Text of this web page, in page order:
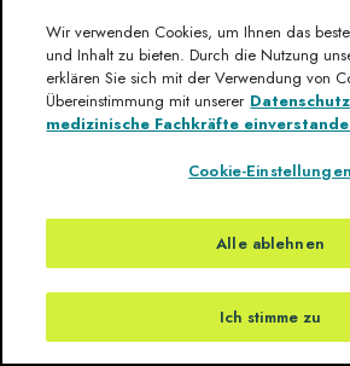
System
auf dem neuesten
Stand zu halten),
unsere
Beziehung zu
verwalten und
Kundenerfahrung
zu verbessern
sowie unsere
Direktmarketingb
emühungen zu
Wir verwenden Cookies, um Ihnen das
und Inhalt zu bieten. Durch die Nutzung
erklären Sie sich mit der Verwendung von
Übereinstimmung mit unserer
medizinische Fachkräfte
Cookie-Einstellungen
Alle ablehnen
Ich stimme zu